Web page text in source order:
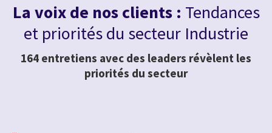
La voix de nos clients : Tendances
et priorités du secteur Industrie
164 entretiens avec des leaders révèlent les
priorités du secteur